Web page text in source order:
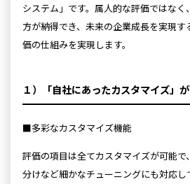
システム」です。属人的な評価ではな
方が納得でき、未来の企業成長を実現
価の仕組みを実現します。
１）「自社にあったカスタマイズ」
■多彩なカスタマイズ機能
評価の項目は全てカスタマイズが可能
分けなど細かなチューニングにも対応